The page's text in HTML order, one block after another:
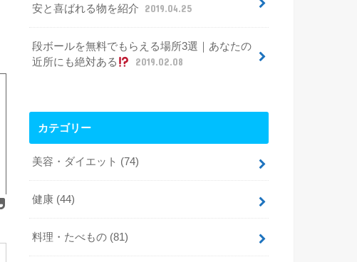
安と喜ばれる物を紹介
2019.04.25
段ボールを無料でもらえる場所3選｜あなたの
近所にも絶対ある
2019.02.08
カテゴリー
美容・ダイエット (74)
健康 (44)
料理・たべもの (81)